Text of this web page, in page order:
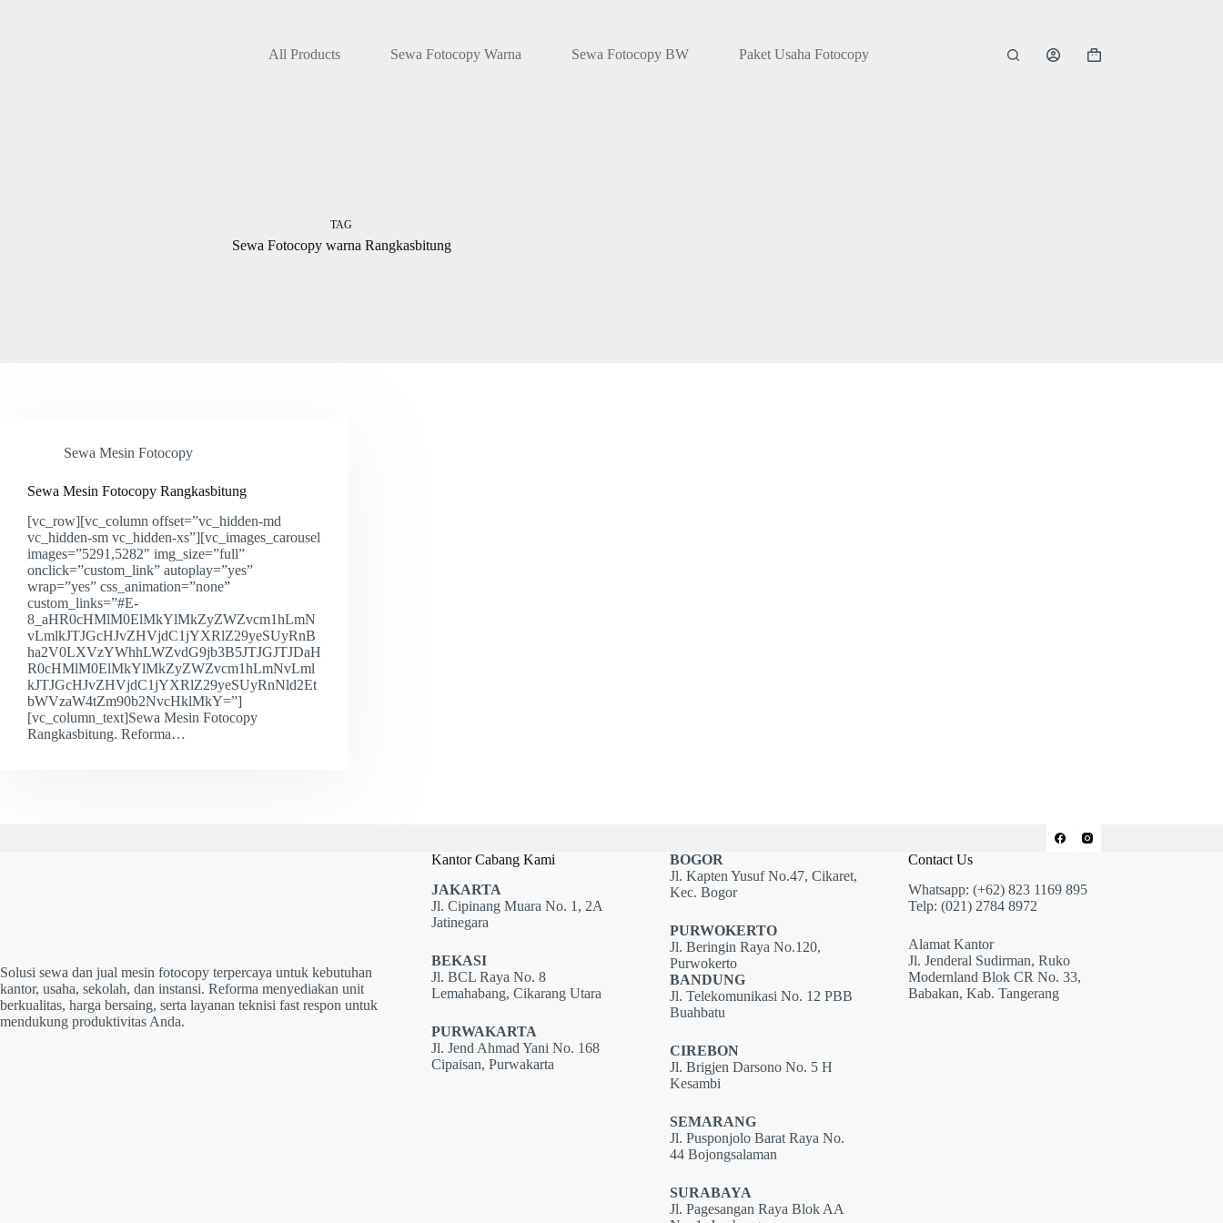
All Products
Sewa Fotocopy Warna Sewa Fotocopy BW Paket Usaha Fotocopy
Shopping
TAG
Sewa Fotocopy warna Rangkasbitung
Sewa Mesin Fotocopy
Sewa Mesin Fotocopy Rangkasbitung
[vc_row][vc_column offset=”vc_hidden-md
vc_hidden-sm vc_hidden-xs”][vc_images_carousel
images=”5291,5282″ img_size=”full”
onclick=”custom_link” autoplay=”yes”
wrap=”yes” css_animation=”none”
custom_links=”#E-
8_aHR0cHMlM0ElMkYlMkZyZWZvcm1hLmN
vLmlkJTJGcHJvZHVjdC1jYXRlZ29yeSUyRnB
ha2V0LXVzYWhhLWZvdG9jb3B5JTJGJTJDaH
R0cHMlM0ElMkYlMkZyZWZvcm1hLmNvLml
kJTJGcHJvZHVjdC1jYXRlZ29yeSUyRnNld2Et
bWVzaW4tZm90b2NvcHklMkY=”]
[vc_column_text]Sewa Mesin Fotocopy
Rangkasbitung. Reforma…
Solusi sewa dan jual mesin fotocopy terpercaya untuk kebutuhan
kantor, usaha, sekolah, dan instansi. Reforma menyediakan unit
berkualitas, harga bersaing, serta layanan teknisi fast respon untuk
mendukung produktivitas Anda.
Kantor Cabang Kami
JAKARTA
Jl. Cipinang Muara No. 1, 2A
Jatinegara
BEKASI
Jl. BCL Raya No. 8
Lemahabang, Cikarang Utara
PURWAKARTA
Jl. Jend Ahmad Yani No. 168
Cipaisan, Purwakarta
BOGOR
Jl. Kapten Yusuf No.47, Cikaret,
Kec. Bogor
PURWOKERTO
Jl. Beringin Raya No.120,
Purwokerto
BANDUNG
Jl. Telekomunikasi No. 12 PBB
Buahbatu
CIREBON
Jl. Brigjen Darsono No. 5 H
Kesambi
SEMARANG
Jl. Pusponjolo Barat Raya No.
44 Bojongsalaman
SURABAYA
Jl. Pagesangan Raya Blok AA
Contact Us
Whatsapp: (+62) 823 1169 895
Telp: (021) 2784 8972
Alamat Kantor
Jl. Jenderal Sudirman, Ruko
Modernland Blok CR No. 33,
Babakan, Kab. Tangerang